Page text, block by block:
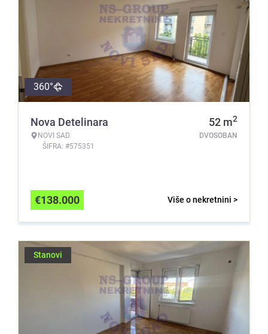
360°
Nova Detelinara
NOVI SAD
ŠIFRA: #575351
52 m2
DVOSOBAN
Više o nekretnini >
€138.000
Stanovi